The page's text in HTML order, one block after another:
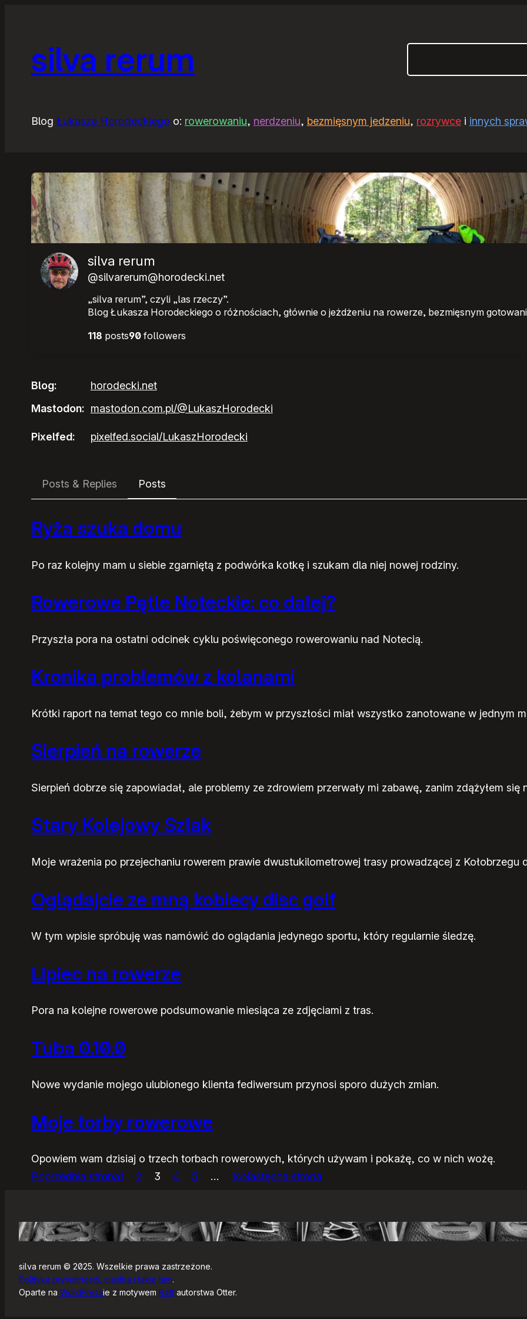
silva rerum
Blog Łukasza Horodeckiego o: rowerowaniu, nerdzeniu, bezmięsnym jedzeniu, rozrywcei innych
silva rerum
@silvarerum@horodecki.net
„silva rerum”, czyli „las rzeczy”.
Blog Łukasza Horodeckiego o różnościach, głównie o jeżdżeniu na rowerze, bezmięsnym
118 posts90followers
Blog
horodecki.net
Mastodon
mastodon.com.pl/@LukaszHorodecki
Pixelfed pixelfed.social/LukaszHorodecki
Posts & Replies Posts
Ryża szuka domu
Po raz kolejny mam u siebie zgarniętą z podwórka kotkę i szukam dla niej nowej rodziny.
Rowerowe Pętle Noteckie: co dalej?
Przyszła pora na ostatni odcinek cyklu poświęconego rowerowaniu nad Notecią.
Kronika problemów z kolanami
Krótki raport na temat tego co mnie boli, żebym w przyszłości miał wszystko zanotowane w jednym
Sierpień na rowerze
Sierpień dobrze się zapowiadał, ale problemy ze zdrowiem przerwały mi zabawę, zanim zdążyłem się
Stary Kolejowy Szlak
Moje wrażenia po przejechaniu rowerem prawie dwustukilometrowej trasy prowadzącej z Kołobrzegu
Oglądajcie ze mną kobiecy disc golf
W tym wpisie spróbuję was namówić do oglądania jedynego sportu, który regularnie śledzę.
Lipiec na rowerze
Pora na kolejne rowerowe podsumowanie miesiąca ze zdjęciami z tras.
Tuba 0.10.0
Nowe wydanie mojego ulubionego klienta fediwersum przynosi sporo dużych zmian.
Moje torby rowerowe
Opowiem wam dzisiaj o trzech torbach rowerowych, których używam i pokażę, co w nich wożę.
Poprzednia strona1 2 3 4 5 … 14Następna strona
silva rerum © 2025. Wszelkie prawa zastrzeżone.
Polityka prywatności, ciastka i takie tam.
Oparte na WordPressie z motywem Raft autorstwa Otter.